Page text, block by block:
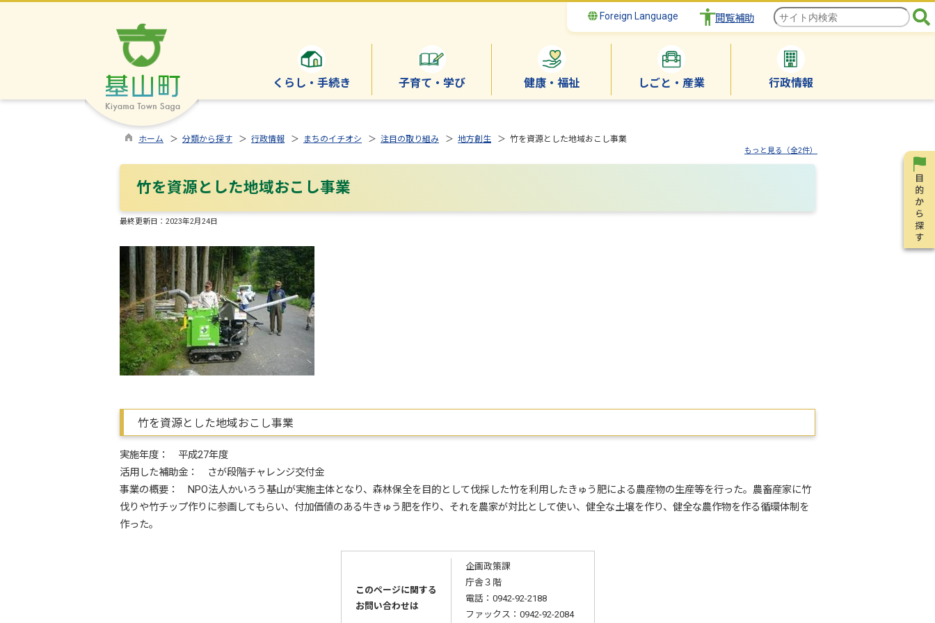
Foreign Language 閲覧補助
くらし・手続き 子育て・学び 健康・福祉 しごと・産業 行政情報
ホーム ＞ 分類から探す ＞ 行政情報 ＞ まちのイチオシ ＞ 注目の取り組み ＞ 地方創生 ＞ 竹を資源とした地域おこし事業
もっと見る（全2件）
竹を資源とした地域おこし事業
最終更新日： 2023年2月24日
竹を資源とした地域おこし事業
実施年度： 平成27年度
活用した補助金： さが段階チャレンジ交付金
事業の概要： NPO法人かいろう基山が実施主体となり、森林保全を目的として伐採した竹を利用したきゅう肥による農産物の生産等を行った。農畜産家に竹
伐りや竹チップ作りに参画してもらい、付加価値のある牛きゅう肥を作り、それを農家が対比として使い、健全な土壌を作り、健全な農作物を作る循環体制を
作った。
このページに関する
お問い合わせは
企画政策課
庁舎３階
電話：0942-92-2188
ファックス：0942-92-2084